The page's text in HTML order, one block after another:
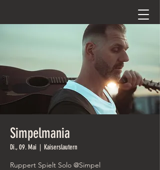
Simpelmania
Di., 09. Mai
  |
Kaiserslautern
Ruppert Spielt Solo @Simpel